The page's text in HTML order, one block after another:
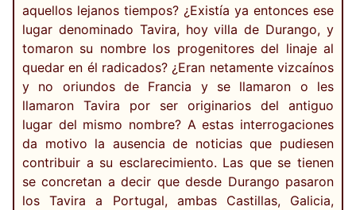
aquellos lejanos tiempos? ¿Existía ya entonces ese
lugar denominado Tavira, hoy villa de Durango, y
tomaron su nombre los progenitores del linaje al
quedar en él radicados? ¿Eran netamente vizcaínos
y no oriundos de Francia y se llamaron o les
llamaron Tavira por ser originarios del antiguo
lugar del mismo nombre? A estas interrogaciones
da motivo la ausencia de noticias que pudiesen
contribuir a su esclarecimiento. Las que se tienen
se concretan a decir que desde Durango pasaron
los Tavira a Portugal, ambas Castillas, Galicia,